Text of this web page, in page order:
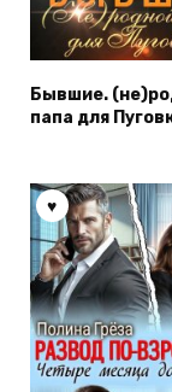
Бывшие.
папа для